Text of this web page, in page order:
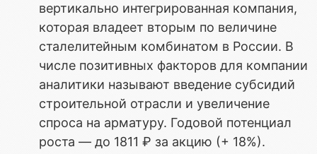
вертикально интегрированная компания,
которая владеет вторым по величине
сталелитейным комбинатом в России. В
числе позитивных факторов для компании
аналитики называют введение субсидий
строительной отрасли и увеличение
спроса на арматуру. Годовой потенциал
роста — до 1811 ₽ за акцию (+ 18%).